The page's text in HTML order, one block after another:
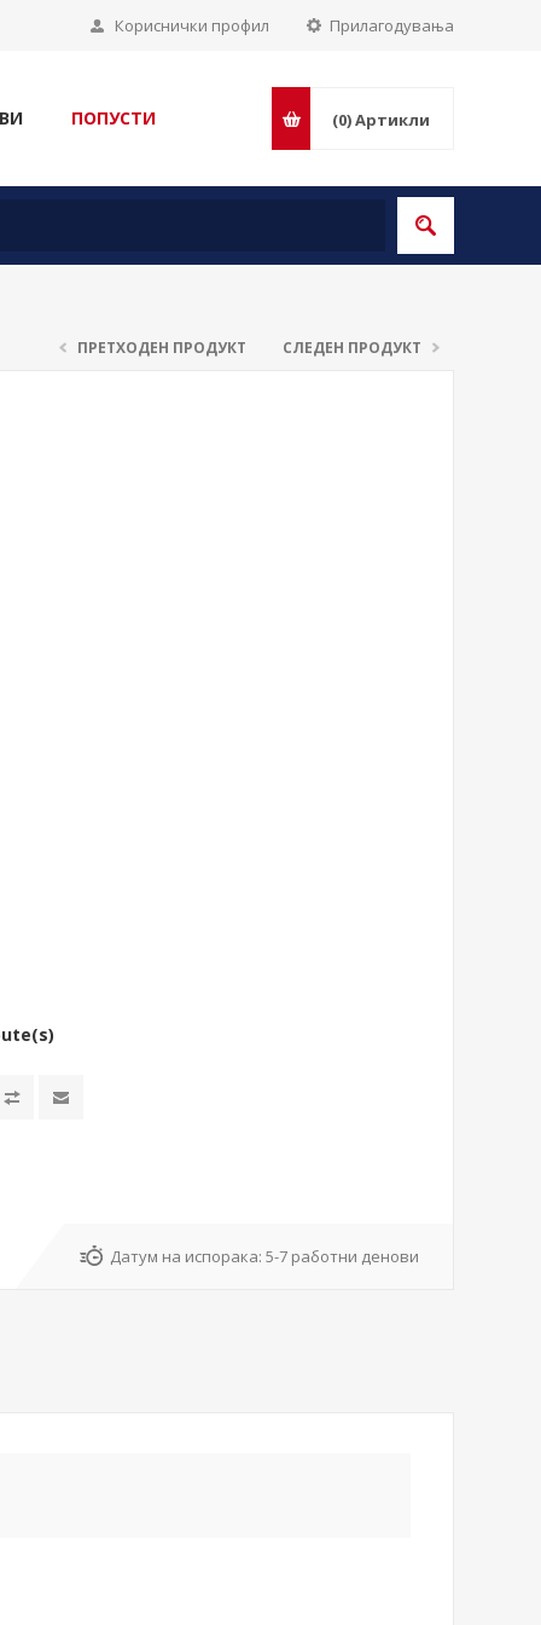
Прилагодувања
Кориснички профил
ПОПУСТИ (0)Артикли
ПРЕТХОДЕН ПРОДУКТ СЛЕДЕН ПРОДУКТ
Датум на испорака: 5-7 работни денови